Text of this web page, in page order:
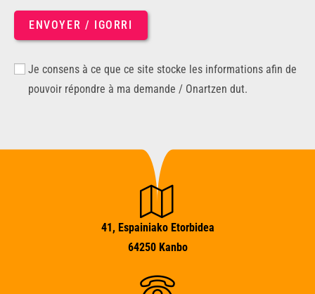
ENVOYER / IGORRI
Je consens à ce que ce site stocke les informations afin de
pouvoir répondre à ma demande / Onartzen dut.
41, Espainiako Etorbidea
64250 Kanbo